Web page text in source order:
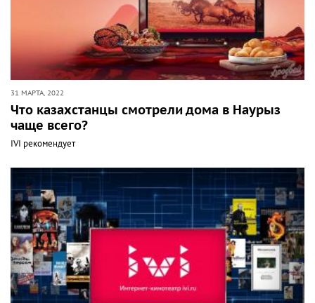
31 МАРТА, 2022
Что казахстанцы смотрели дома в Наурыз
чаще всего?
IVI рекомендует